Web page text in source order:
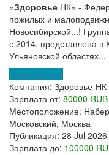
«Здоровье НК» -
пожилых и
Новосибирской...!
с 2014, представлена
Ульяновской областях...
Откликнуться
Компания: Здоровье-НК
Зарплата от: 80000 RUB
Местоположение:
Московский, Москва
Публикация: 28 Jul 2026
Зарплата до: 100000